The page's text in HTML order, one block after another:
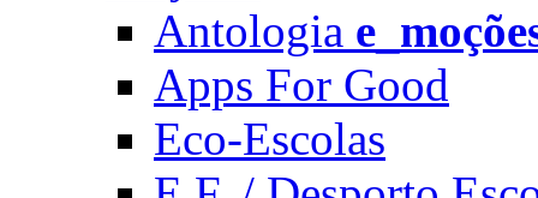
Antologia
Apps For Good
Eco-Escolas